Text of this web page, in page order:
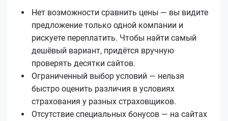
Нет возможности сравнить цены — вы видите
предложение только одной компании и
рискуете переплатить. Чтобы найти самый
дешёвый вариант, придётся вручную
проверять десятки сайтов.
Ограниченный выбор условий — нельзя
быстро оценить различия в условиях
страхования у разных страховщиков.
Отсутствие специальных бонусов — на сайтах